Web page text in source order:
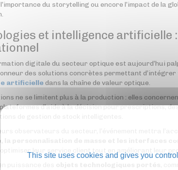
du storytelling ou encore l’impact de la
et intelligence artificielle
digitale du secteur optique est aujourd’hui
des solutions concrètes permettant d’intégrer
artificielledans la chaîne de valeur optique.
ne se limitent plus à la production : elles
d’aide à la décision pour prescriptions,
de gestion de stock intelligentes.
observateurs du secteur, l’événement mettra
la personnalisation de masse et les interfaces
leur service client tout en améliorant leur
puissance des
This site uses cookies and gives you